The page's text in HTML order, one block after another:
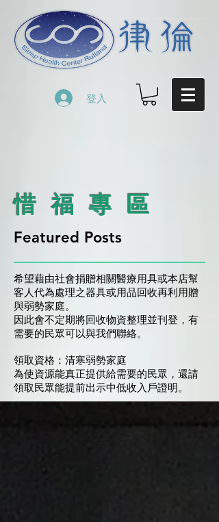
登入
​惜 福 專 區
Featured Posts
希望藉由社會捐贈相關醫療用具或本店幫
客人代為處理之器具或用品回收再利用贈
與弱勢家庭。
因此會不定期將回收物資整理並刊登，有
需要的民眾可以與我們聯絡。
領取資格：清寒弱勢家庭
​為使資源能真正提供給需要的民眾，還請
領取民眾能提前出示中低收入戶證明。